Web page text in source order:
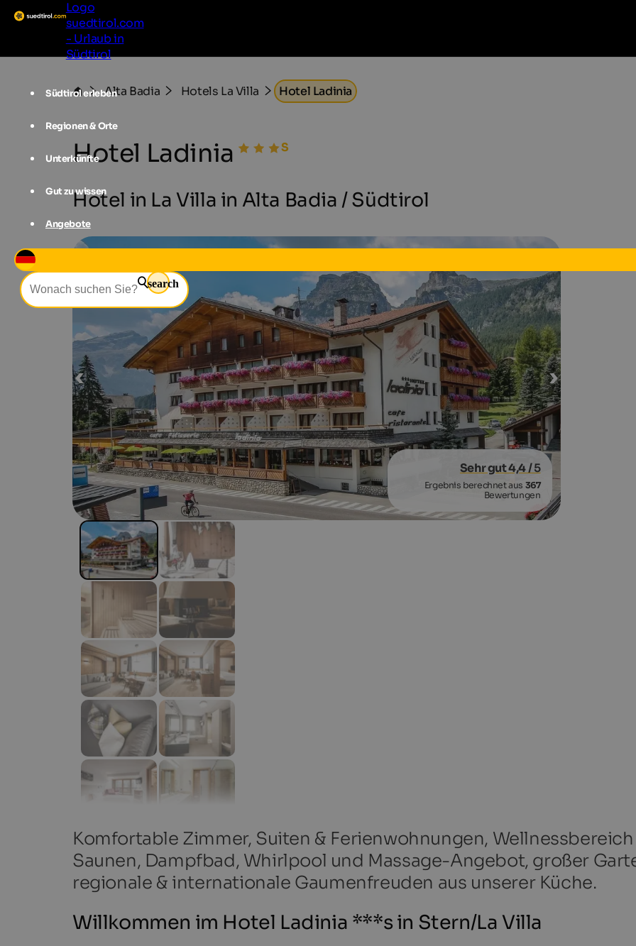
Logo
suedtirol.com
- Urlaub in
Südtirol
Südtirol erleben
Regionen & Orte
Unterkünfte
Gut zu wissen
Angebote
search
Alta Badia Hotels La Villa Hotel Ladinia
Hotel Ladinia
Hotel in La Villa in Alta Badia / Südtirol
Sehr gut 4,4/ 5
Ergebnis berechnet aus 367
Bewertungen
Komfortable Zimmer, Suiten & Ferienwohnungen,
Saunen, Dampfbad, Whirlpool und Massage-Angebot, großer
regionale & internationale Gaumenfreuden aus unserer Küche.
Willkommen im Hotel Ladinia ***s in Stern/La Villa